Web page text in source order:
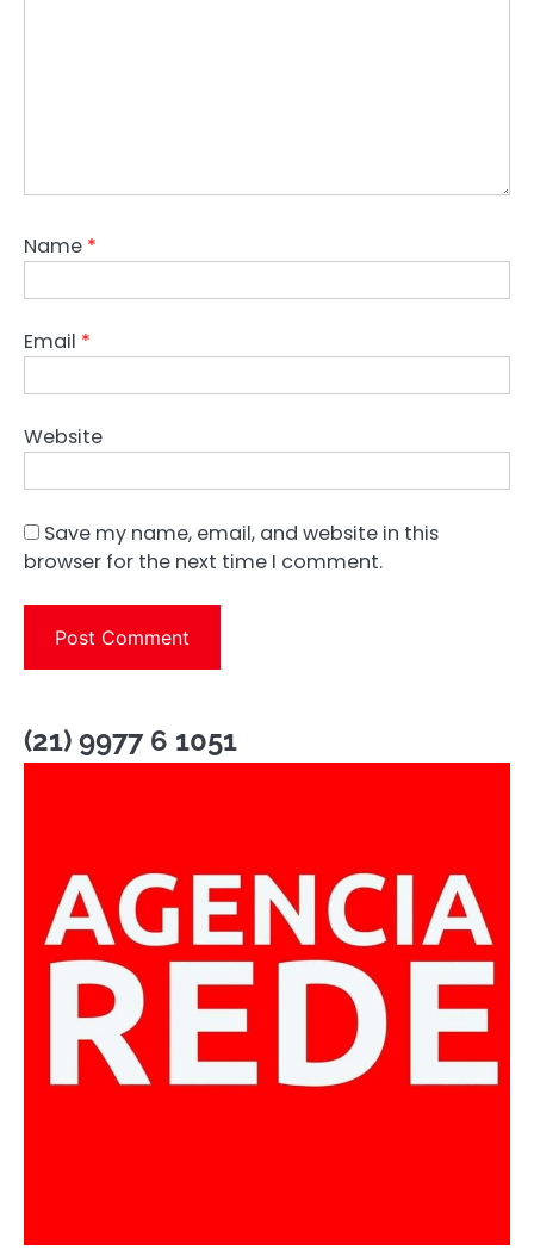
Name *
Email *
Website
Save my name, email, and website in this
browser for the next time I comment.
(21) 9977 6 1051